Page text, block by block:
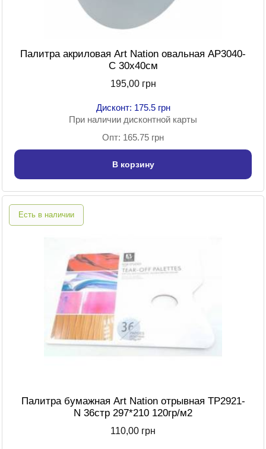
Палитра акриловая Art Nation овальная AP3040-
C 30х40см
195,00 грн
Дисконт: 175.5 грн
При наличии дисконтной карты
Опт: 165.75 грн
В корзину
Есть в наличии
Палитра бумажная Art Nation отрывная TP2921-
N 36стр 297*210 120гр/м2
110,00 грн